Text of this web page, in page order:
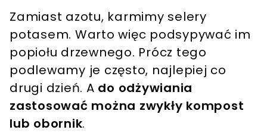
Zamiast azotu, karmimy selery
potasem. Warto więc podsypywać im
popiołu drzewnego. Prócz tego
podlewamy je często, najlepiej co
drugi dzień. A do odżywiania
zastosować można zwykły kompost
lub obornik.